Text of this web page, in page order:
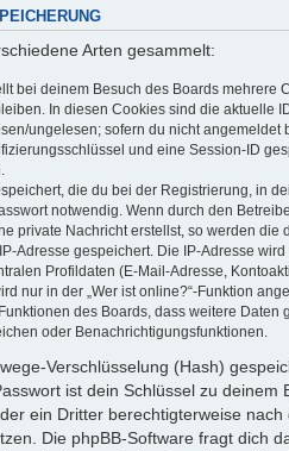
Arten gesammelt:
bei deinem Besuch des Boards
In diesen Cookies sind die aktuelle
ungelesen; sofern du nicht
und eine Session-ID
die du bei der Registrierung, in
notwendig. Wenn durch den
private Nachricht erstellst, so werden
Adresse gespeichert. Die IP-Adresse
Profildaten (E-Mail-Adresse,
nur in der „Wer ist online?“-Funktion
des Boards, dass weitere
oder Benachrichtigungsfunktionen.
Verschlüsselung (Hash)
ist dein Schlüssel zu
ein Dritter berechtigterweise
Die phpBB-Software fragt